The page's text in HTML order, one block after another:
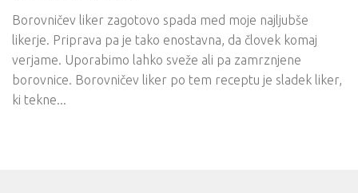
Borovničev liker zagotovo spada med moje najljubše
likerje. Priprava pa je tako enostavna, da človek komaj
verjame. Uporabimo lahko sveže ali pa zamrznjene
borovnice. Borovničev liker po tem receptu je sladek liker,
ki tekne...